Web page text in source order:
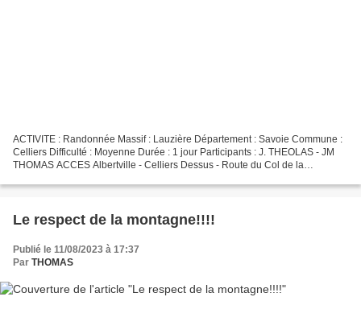
ACTIVITE : Randonnée Massif : Lauzière Département : Savoie Commune :
Celliers Difficulté : Moyenne Durée : 1 jour Participants : J. THEOLAS - JM
THOMAS ACCES Albertville - Celliers Dessus - Route du Col de la
Le respect de la montagne!!!!
Publié le 11/08/2023 à 17:37
Par THOMAS